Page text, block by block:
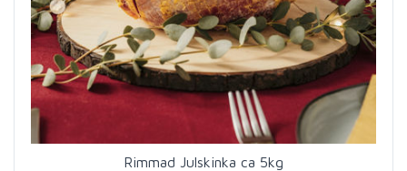
Rimmad Julskinka ca 5kg